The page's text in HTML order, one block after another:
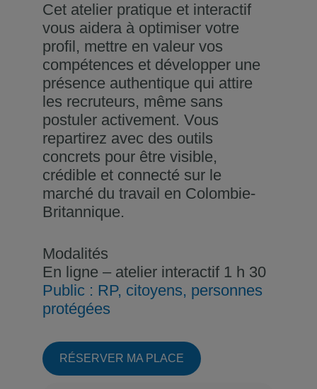
Cet atelier pratique et interactif
vous aidera à optimiser votre
profil, mettre en valeur vos
compétences et développer une
présence authentique qui attire
les recruteurs, même sans
postuler activement. Vous
repartirez avec des outils
concrets pour être visible,
crédible et connecté sur le
marché du travail en Colombie-
Britannique.
Modalités
En ligne – atelier interactif 1 h 30
Public : RP, citoyens, personnes
protégées
RÉSERVER MA PLACE